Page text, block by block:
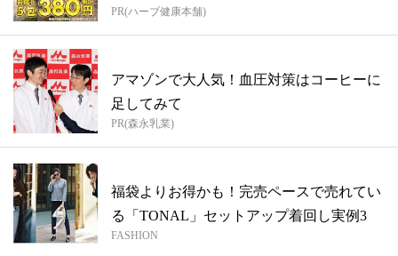
PR(ハーブ健康本舗)
アマゾンで大人気！血圧対策はコーヒーに
足してみて
PR(森永乳業)
福袋よりお得かも！完売ペースで売れてい
る「TONAL」セットアップ着回し実例3
FASHION